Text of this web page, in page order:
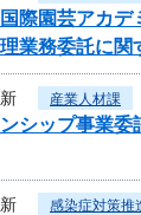
国際園芸アカ
業務委託に関
産業人材課
シップ事業委
感染症対策推